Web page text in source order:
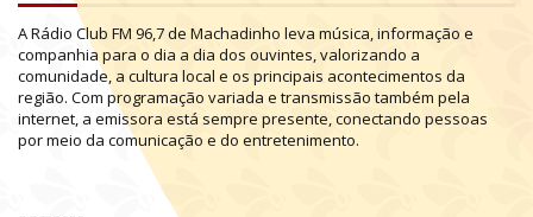
ARádio Club FM 96,7de Machadinho leva música,informação e
companhia para o dia a dia dos ouvintes,valorizando a
comunidade, a cultura local e os principais acontecimentos da
região. Com programação variada e transmissão também pela
internet, a emissora está sempre presente,conectando pessoas
pormeio da comunicação e do entretenimento.